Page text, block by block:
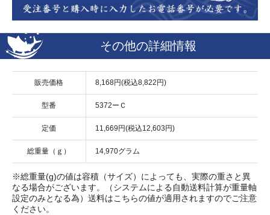
その他の詳細情報
販売価格 8,168円(税込8,822円)
型番 5372ーＣ
定価 11,669円(税込12,603円)
総重量（ｇ） 14,970グラム
※総重量(g)の値は容積（サイズ）によっても、実際の重さと異
なる場合がございます。（システムによる自動送料計算が重量軸
設定のみとなる為）送料はこちらの値が適用されますのでご注意
ください。